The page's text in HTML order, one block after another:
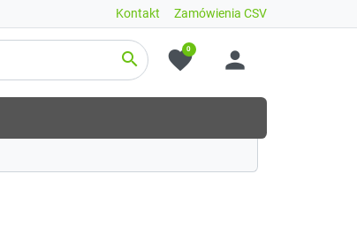
Zamówienia CSV
Kontakt
search favorite
0 person